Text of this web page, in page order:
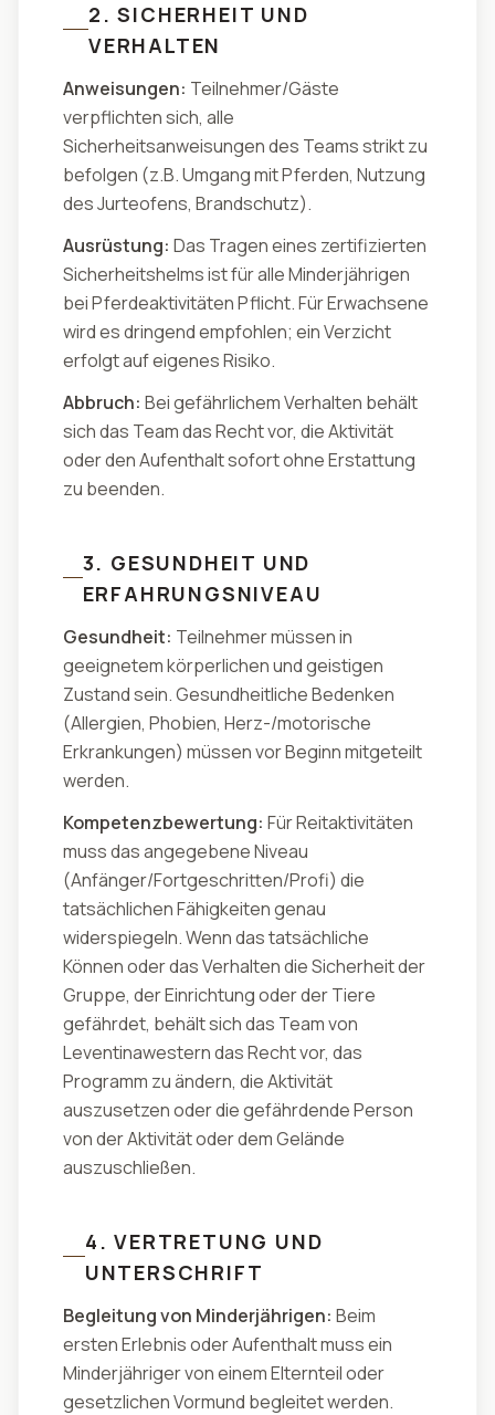
2. SICHERHEIT UND
VERHALTEN
Anweisungen: Teilnehmer/Gäste
verpflichten sich, alle
Sicherheitsanweisungen des Teams strikt zu
befolgen (z.B. Umgang mit Pferden, Nutzung
des Jurteofens, Brandschutz).
Ausrüstung: Das Tragen eines zertifizierten
Sicherheitshelms ist für alle Minderjährigen
bei Pferdeaktivitäten Pflicht. Für Erwachsene
wird es dringend empfohlen; ein Verzicht
erfolgt auf eigenes Risiko.
Abbruch: Bei gefährlichem Verhalten behält
sich das Team das Recht vor, die Aktivität
oder den Aufenthalt sofort ohne Erstattung
zu beenden.
3. GESUNDHEIT UND
ERFAHRUNGSNIVEAU
Gesundheit: Teilnehmer müssen in
geeignetem körperlichen und geistigen
Zustand sein. Gesundheitliche Bedenken
(Allergien, Phobien, Herz-/motorische
Erkrankungen) müssen vor Beginn mitgeteilt
werden.
Kompetenzbewertung: Für Reitaktivitäten
muss das angegebene Niveau
(Anfänger/Fortgeschritten/Profi) die
tatsächlichen Fähigkeiten genau
widerspiegeln. Wenn das tatsächliche
Können oder das Verhalten die Sicherheit der
Gruppe, der Einrichtung oder der Tiere
gefährdet, behält sich das Team von
Leventinawestern das Recht vor, das
Programm zu ändern, die Aktivität
auszusetzen oder die gefährdende Person
von der Aktivität oder dem Gelände
auszuschließen.
4. VERTRETUNG UND
UNTERSCHRIFT
Begleitung von Minderjährigen: Beim
ersten Erlebnis oder Aufenthalt muss ein
Minderjähriger von einem Elternteil oder
gesetzlichen Vormund begleitet werden.